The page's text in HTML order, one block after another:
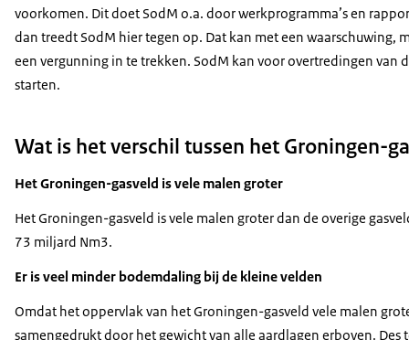
voorkomen. Dit doet SodM o.a. door werkprogramma’s en
dan treedt SodM hier tegen op. Dat kan met een
een vergunning in te trekken. SodM kan voor overtredingen
starten.
Wat is het verschil tussen het Groningen-
Het Groningen-gasveld is vele malen groter
Het Groningen-gasveld is vele malen groter dan de overige
73 miljard Nm3.
Er is veel minder bodemdaling bij de kleine velden
Omdat het oppervlak van het Groningen-gasveld vele malen
samengedrukt door het gewicht van alle aardlagen erboven.